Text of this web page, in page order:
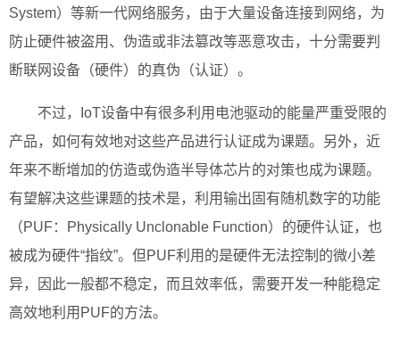
System）等新一代网络服务，由于大量设备连接到网络，为
防止硬件被盗用、伪造或非法篡改等恶意攻击，十分需要判
断联网设备（硬件）的真伪（认证）。
不过，IoT设备中有很多利用电池驱动的能量严重受限的
产品，如何有效地对这些产品进行认证成为课题。另外，近
年来不断增加的仿造或伪造半导体芯片的对策也成为课题。
有望解决这些课题的技术是，利用输出固有随机数字的功能
（PUF：Physically Unclonable Function）的硬件认证，也
被成为硬件“指纹”。但PUF利用的是硬件无法控制的微小差
异，因此一般都不稳定，而且效率低，需要开发一种能稳定
高效地利用PUF的方法。